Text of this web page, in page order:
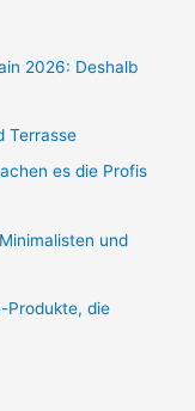
2026: Deshalb
Terrasse
es die Profis
und
Produkte, die